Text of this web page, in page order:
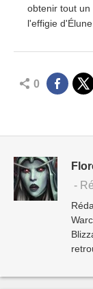
obtenir tout
l'effigie
0
-